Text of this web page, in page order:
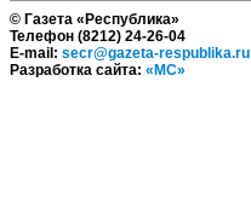
© Газета «Республика»
Телефон (8212) 24-26-04
E-mail: secr@gazeta-respublika.ru
Разработка сайта: «МС»